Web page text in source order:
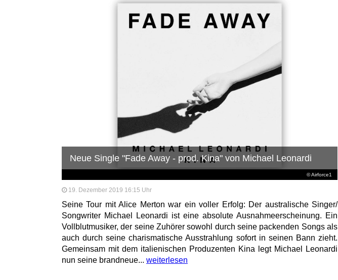
© Airforce1
Neue Single "Fade Away - prod. Kina" von Michael Leonardi
19. Dezember 2019 16:15 Uhr
Seine Tour mit Alice Merton war ein voller Erfolg: Der australische Singer/
Songwriter Michael Leonardi ist eine absolute Ausnahmeerscheinung. Ein
Vollblutmusiker, der seine Zuhörer sowohl durch seine packenden Songs als
auch durch seine charismatische Ausstrahlung sofort in seinen Bann zieht.
Gemeinsam mit dem italienischen Produzenten Kina legt Michael Leonardi
nun seine brandneue... weiterlesen